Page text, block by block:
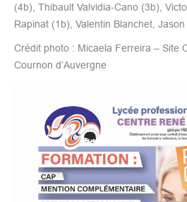
(4b), Thibault Valvidia-Cano (3b),
Rapinat (1b), Valentin Blanchet,
Crédit photo : Micaela Ferreira – Site
Cournon d’Auvergne